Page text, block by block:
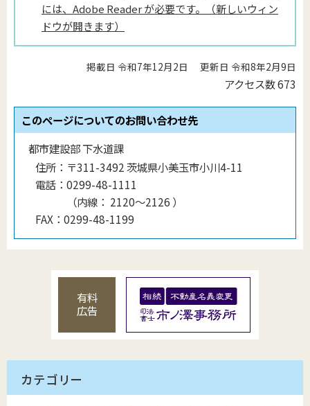
には、Adobe Reader が必要です。（新しいウィン
ドウが開きます）
掲載日 令和7年12月2日 更新日 令和8年2月9日
アクセス数673
このページについてのお問い合わせ先
都市建設部 下水道課
住所： 〒311-3492 茨城県小美玉市小川4-11
電話： 0299-48-1111
（内線 ： 2120〜2126 ）
FAX： 0299-48-1199
有料
広告
カテゴリー